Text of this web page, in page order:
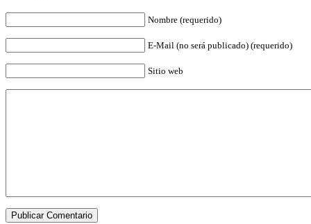
Nombre (requerido)
E-Mail (no será publicado) (requerido)
Sitio web